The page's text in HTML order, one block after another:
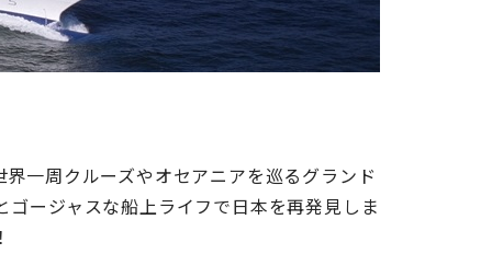
一周クルーズやオセアニアを巡るグランド
ージャスな船上ライフで日本を再発見しま